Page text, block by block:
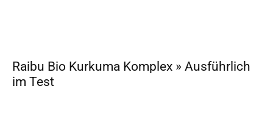
Raibu Bio Kurkuma Komplex » Ausführlich
im Test